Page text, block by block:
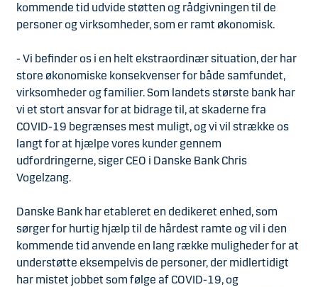
kommende tid udvide støtten og rådgivningen til de
personer og virksomheder, som er ramt økonomisk.
- Vi befinder os i en helt ekstraordinær situation, der har
store økonomiske konsekvenser for både samfundet,
virksomheder og familier. Som landets største bank har
vi et stort ansvar for at bidrage til, at skaderne fra
COVID-19 begrænses mest muligt, og vi vil strække os
langt for at hjælpe vores kunder gennem
udfordringerne, siger CEO i Danske Bank Chris
Vogelzang.
Danske Bank har etableret en dedikeret enhed, som
sørger for hurtig hjælp til de hårdest ramte og vil i den
kommende tid anvende en lang række muligheder for at
understøtte eksempelvis de personer, der midlertidigt
har mistet jobbet som følge af COVID-19, og